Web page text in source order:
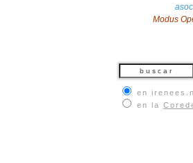
Modus
en
en la